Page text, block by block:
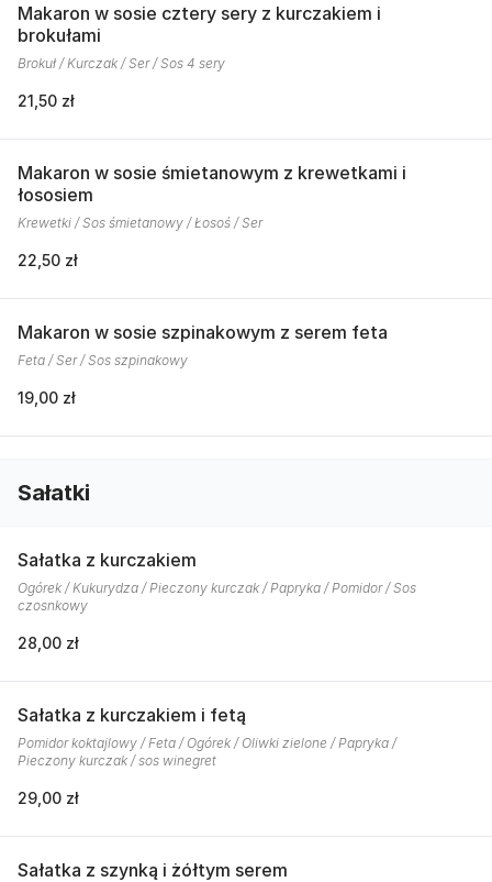
Makaron w sosie cztery sery z kurczakiem i
brokułami
Brokuł / Kurczak / Ser / Sos 4 sery
21,50 zł
Makaron w sosie śmietanowym z krewetkami i
łososiem
Krewetki / Sos śmietanowy / Łosoś / Ser
22,50 zł
Makaron w sosie szpinakowym z serem feta
Feta / Ser / Sos szpinakowy
19,00 zł
Sałatki
Sałatka z kurczakiem
Ogórek / Kukurydza / Pieczony kurczak / Papryka / Pomidor / Sos
czosnkowy
28,00 zł
Sałatka z kurczakiem i fetą
Pomidor koktajlowy / Feta / Ogórek / Oliwki zielone / Papryka /
Pieczony kurczak / sos winegret
29,00 zł
Sałatka z szynką i żółtym serem